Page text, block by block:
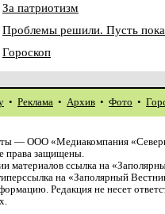
За патриотизм
Проблемы решили. Пусть
Гороскоп
• Реклама • Архив • Фото •
— ООО «Медиакомпания
права защищены.
материалов ссылка на
на «Заполярный
Редакция не несет